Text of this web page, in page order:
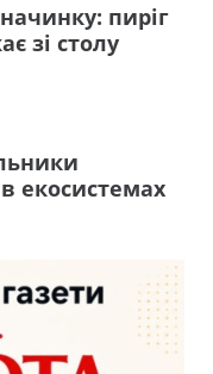
пиріг
зі столу
екосистемах